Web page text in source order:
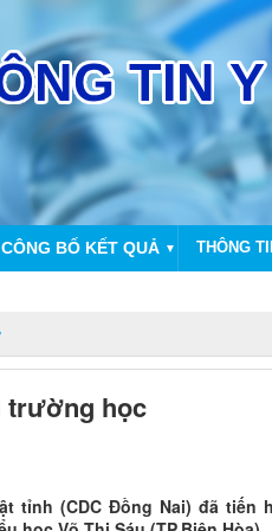
CÔNG BỐ KẾT QUẢ ▼ THÔNG
trường học
tỉnh (CDC Đồng Nai) đã tiến